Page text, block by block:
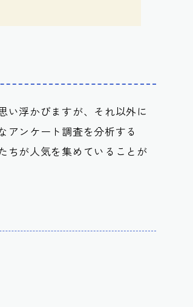
い浮かびますが、それ以外に
アンケート調査を分析する
ちが人気を集めていることが